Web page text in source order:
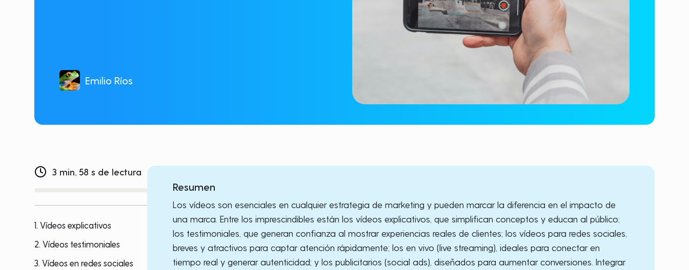
Emilio Ríos
3 min, 58 s de lectura
1. Vídeos explicativos
2. Vídeos testimoniales
3. Vídeos en redes sociales
Resumen
Los vídeos son esenciales en cualquier estrategia de marketing y pueden marcar la diferencia en el impacto de
una marca. Entre los imprescindibles están los vídeos explicativos, que simplifican conceptos y educan al público;
los testimoniales, que generan confianza al mostrar experiencias reales de clientes; los vídeos para redes sociales,
breves y atractivos para captar atención rápidamente; los en vivo (live streaming), ideales para conectar en
tiempo real y generar autenticidad; y los publicitarios (social ads), diseñados para aumentar conversiones. Integrar